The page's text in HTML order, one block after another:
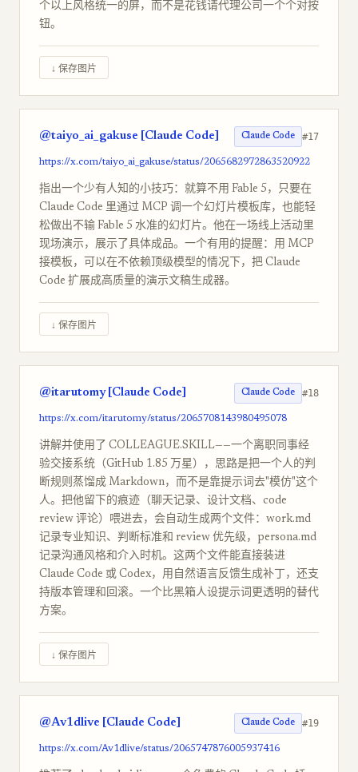
个以上风格统一的屏，而不是花钱请代理公司一个个对按
钮。
↓ 保存图片
@taiyo_ai_gakuse [Claude Code] Claude Code #17
https://x.com/taiyo_ai_gakuse/status/2065682972863520922
指出一个少有人知的小技巧：就算不用 Fable 5，只要在
Claude Code 里通过 MCP 调一个幻灯片模板库，也能轻
松做出不输 Fable 5 水准的幻灯片。他在一场线上活动里
现场演示，展示了具体成品。一个有用的提醒：用 MCP
接模板，可以在不依赖顶级模型的情况下，把 Claude
Code 扩展成高质量的演示文稿生成器。
↓ 保存图片
@itarutomy [Claude Code] Claude Code #18
https://x.com/itarutomy/status/2065708143980495078
讲解并使用了 COLLEAGUE.SKILL——一个离职同事经
验交接系统（GitHub 1.85 万星），思路是把一个人的判
断规则蒸馏成 Markdown，而不是靠提示词去"模仿"这个
人。把他留下的痕迹（聊天记录、设计文档、code
review 评论）喂进去，会自动生成两个文件：work.md
记录专业知识、判断标准和 review 优先级，persona.md
记录沟通风格和介入时机。这两个文件能直接装进
Claude Code 或 Codex，用自然语言反馈生成补丁，还支
持版本管理和回滚。一个比黑箱人设提示词更透明的替代
方案。
↓ 保存图片
@Av1dlive [Claude Code] Claude Code #19
https://x.com/Av1dlive/status/2065747876005937416